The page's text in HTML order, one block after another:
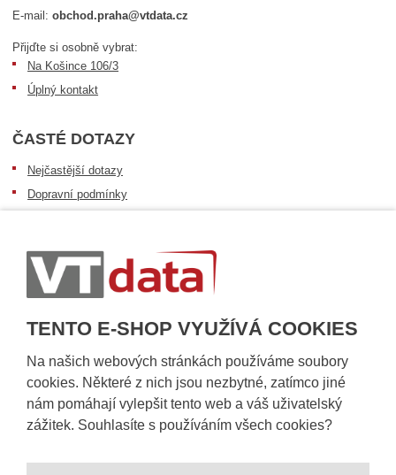
TENTO E-SHOP VYUŽÍVÁ COOKIES
Na našich webových stránkách používáme soubory
cookies. Některé z nich jsou nezbytné, zatímco jiné
nám pomáhají vylepšit tento web a váš uživatelský
zážitek. Souhlasíte s používáním všech cookies?
E-mail:obchod.praha@vtdata.cz
Přijďte si osobně vybrat:
Na Košince 106/3
Úplný kontakt
ČASTÉ DOTAZY
Nejčastější dotazy
Dopravní podmínky
Informace k dostupnosti zboží
Obecné informace